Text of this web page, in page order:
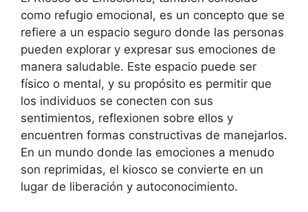
como refugio emocional, es un concepto que se
refiere a un espacio seguro donde las personas
pueden explorar y expresar sus emociones de
manera saludable. Este espacio puede ser
físico o mental, y su propósito es permitir que
los individuos se conecten con sus
sentimientos, reflexionen sobre ellos y
encuentren formas constructivas de manejarlos.
En un mundo donde las emociones a menudo
son reprimidas, el kiosco se convierte en un
lugar de liberación y autoconocimiento.